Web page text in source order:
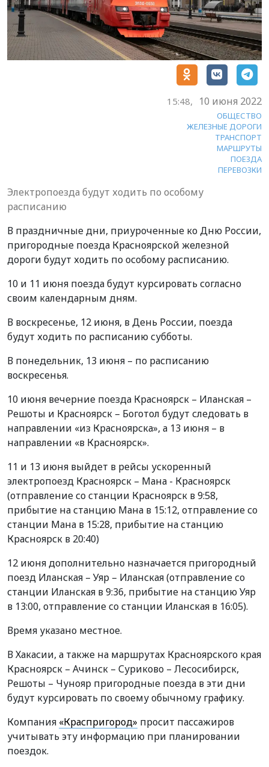
15:48, 10 июня 2022
ОБЩЕСТВО
ЖЕЛЕЗНЫЕ ДОРОГИ
ТРАНСПОРТ
МАРШРУТЫ
ПОЕЗДА
ПЕРЕВОЗКИ
Электропоезда будут ходить по особому
расписанию
В праздничные дни, приуроченные ко Дню России,
пригородные поезда Красноярской железной
дороги будут ходить по особому расписанию.
10 и 11 июня поезда будут курсировать согласно
своим календарным дням.
В воскресенье, 12 июня, в День России, поезда
будут ходить по расписанию субботы.
В понедельник, 13 июня – по расписанию
воскресенья.
10 июня вечерние поезда Красноярск – Иланская –
Решоты и Красноярск – Боготол будут следовать в
направлении «из Красноярска», а 13 июня – в
направлении «в Красноярск».
11 и 13 июня выйдет в рейсы ускоренный
электропоезд Красноярск – Мана - Красноярск
(отправление со станции Красноярск в 9:58,
прибытие на станцию Мана в 15:12, отправление со
станции Мана в 15:28, прибытие на станцию
Красноярск в 20:40)
12 июня дополнительно назначается пригородный
поезд Иланская – Уяр – Иланская (отправление со
станции Иланская в 9:36, прибытие на станцию Уяр
в 13:00, отправление со станции Иланская в 16:05).
Время указано местное.
В Хакасии, а также на маршрутах Красноярского края
Красноярск – Ачинск – Суриково – Лесосибирск,
Решоты – Чунояр пригородные поезда в эти дни
будут курсировать по своему обычному графику.
Компания «Краспригород» просит пассажиров
учитывать эту информацию при планировании
поездок.